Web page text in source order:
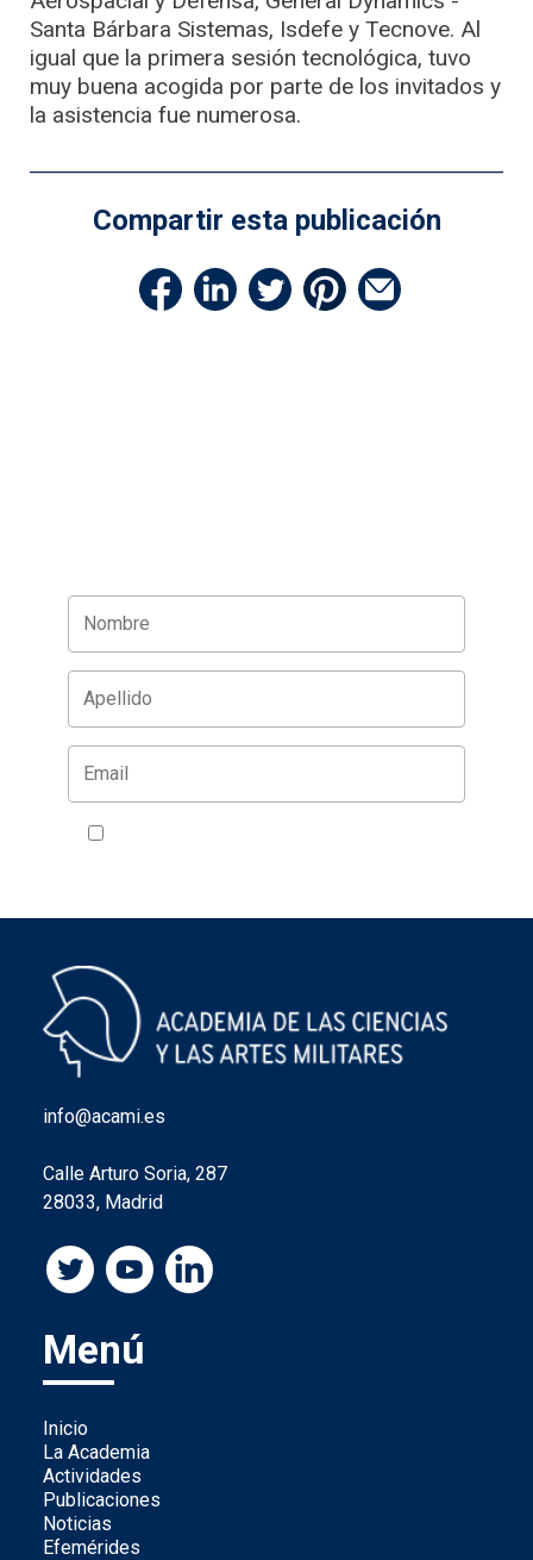
Santa Bárbara Sistemas, Isdefe y Tecnove. Al
igual que la primera sesión tecnológica, tuvo
muy buena acogida por parte de los invitados y
la asistencia fue numerosa.
Compartir esta publicación
info@acami.es
Calle Arturo Soria, 287
28033, Madrid
Menú
Inicio
La Academia
Actividades
Publicaciones
Noticias
Efemérides